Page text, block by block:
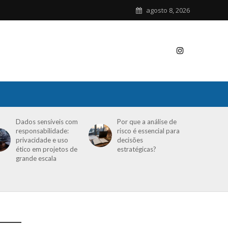
agosto 8, 2026
Dados sensíveis com
responsabilidade:
privacidade e uso
ético em projetos de
grande escala
Por que a análise de
risco é essencial para
decisões
estratégicas?